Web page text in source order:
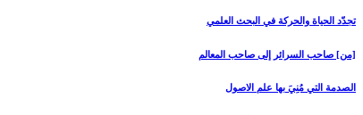
تجدّد الحياة والحركة في البحث العلمي
[من‏] صاحب السرائر إلى صاحب المعالم
الصدمة التي مُنِيَ بها علم الاصول